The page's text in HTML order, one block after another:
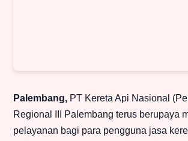
Palembang, PT Kereta Api Nasional
Regional III Palembang terus berupaya
pelayanan bagi para pengguna jasa